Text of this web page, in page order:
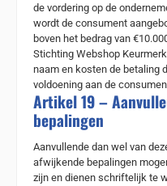
de vordering op de
wordt de consument
boven het bedrag van
Stichting Webshop
naam en kosten de betaling
voldoening aan de
Artikel 19 –
bepalingen
Aanvullende dan wel van
afwijkende bepalingen
zijn en dienen schriftelijk te